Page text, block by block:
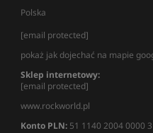
Polska
[email protected]
pokaż jak dojechać na mapie
Sklep internetowy:
[email protected]
www.rockworld.pl
Konto PLN: 51 1140 2004 0000